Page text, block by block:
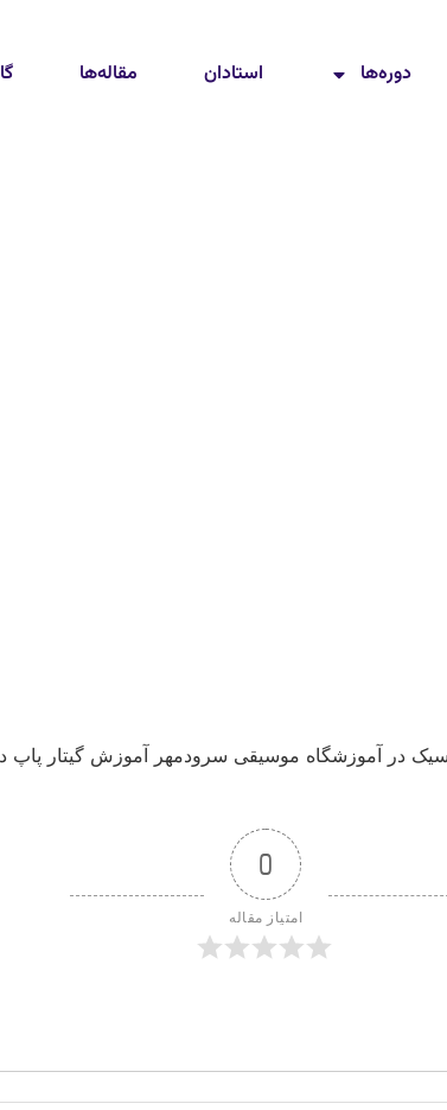
دوره‌ها استادان مقاله‌ها
در آموزشگاه موسیقی سرودمهر آموزش گیتار پاپ
0
امتیاز مقاله